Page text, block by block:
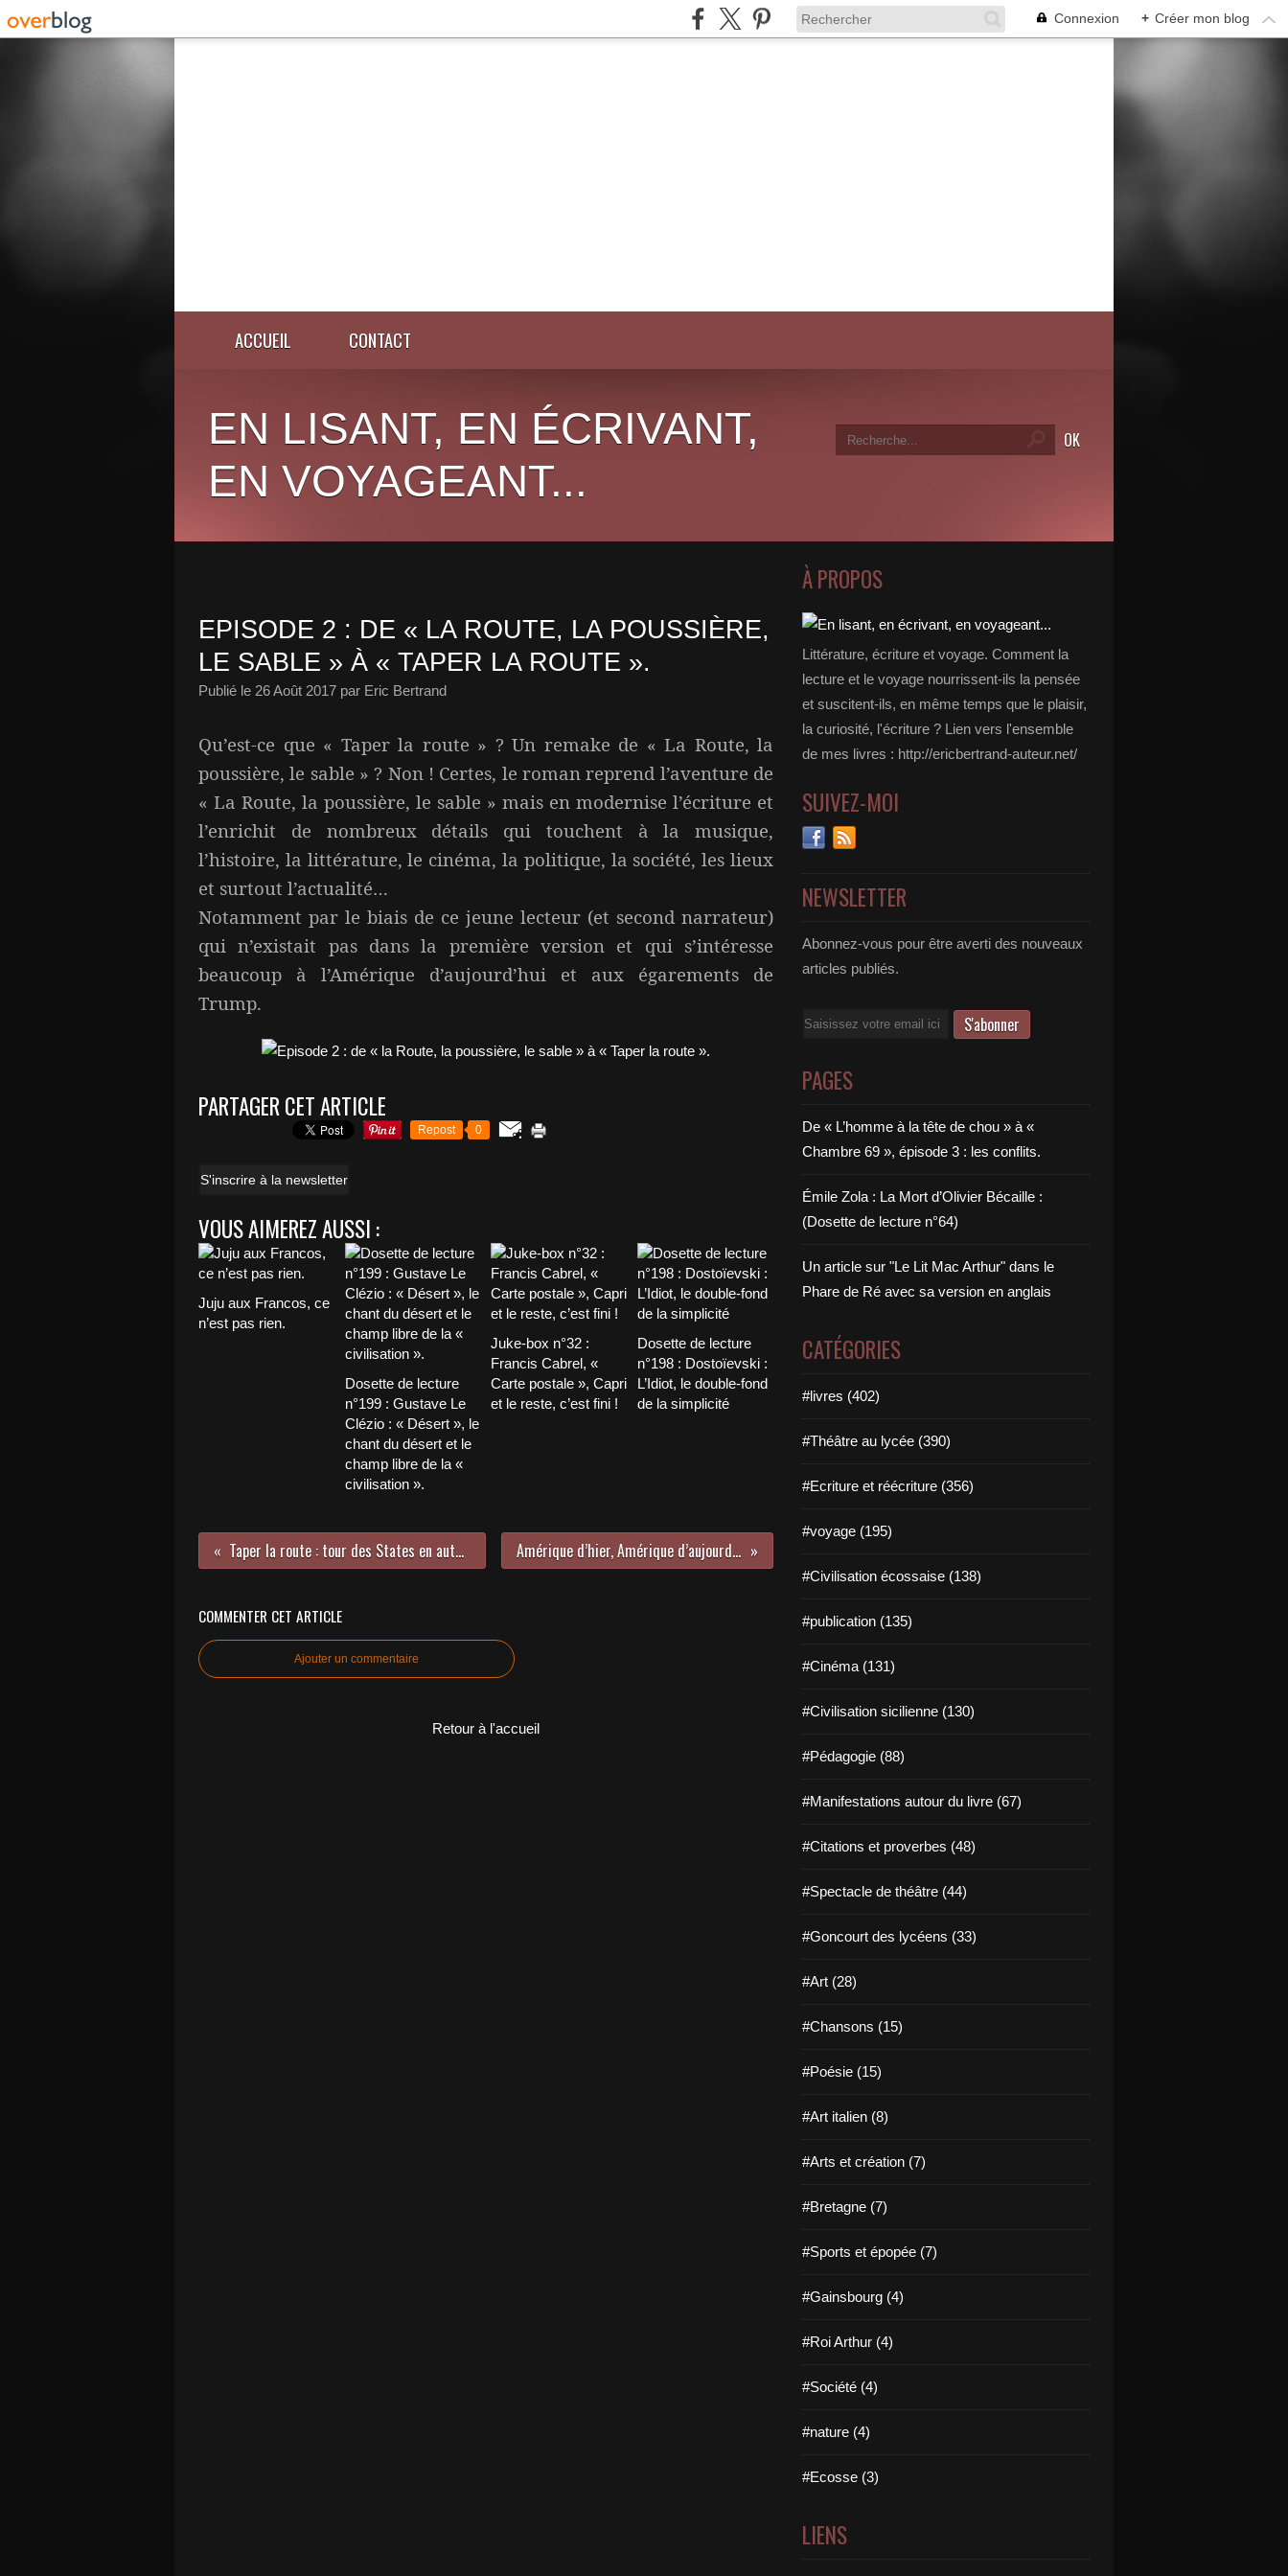
Connexion + Créer mon blog
ACCUEIL CONTACT
EN LISANT, EN ÉCRIVANT,
EN VOYAGEANT...
EPISODE 2 : DE « LA ROUTE, LA POUSSIÈRE,
LE SABLE » À « TAPER LA ROUTE ».
Publié le 26 Août 2017 par Eric Bertrand
Qu’est-ce que « Taper la route » ? Un remake de « La Route, la
poussière, le sable » ? Non ! Certes, le roman reprend l’aventure de
« La Route, la poussière, le sable » mais en modernise l’écriture et
l’enrichit de nombreux détails qui touchent à la musique,
l’histoire, la littérature, le cinéma, la politique, la société, les lieux
et surtout l’actualité…
Notamment par le biais de ce jeune lecteur (et second narrateur)
qui n’existait pas dans la première version et qui s’intéresse
beaucoup à l’Amérique d’aujourd’hui et aux égarements de
Trump.
PARTAGER CET ARTICLE
Repost 0
S'inscrire à la newsletter
VOUS AIMEREZ AUSSI :
Juju aux Francos, ce
n’est pas rien.
Dosette de lecture
n°199 : Gustave Le
Clézio : « Désert », le
chant du désert et le
champ libre de la «
civilisation ».
Juke-box n°32 :
Francis Cabrel, «
Carte postale », Capri
et le reste, c’est fini !
Dosette de lecture
n°198 : Dostoïevski :
L’Idiot, le double-fond
de la simplicité
Taper la route : tour des States en autostop. Amérique d’hier, Amérique d’aujourd’hui…
COMMENTER CET ARTICLE
Ajouter un commentaire
Retour à l'accueil
À PROPOS
Littérature, écriture et voyage. Comment la
lecture et le voyage nourrissent-ils la pensée
et suscitent-ils, en même temps que le plaisir,
la curiosité, l'écriture ? Lien vers l'ensemble
de mes livres : http://ericbertrand-auteur.net/
SUIVEZ-MOI
NEWSLETTER
Abonnez-vous pour être averti des nouveaux
articles publiés.
Email
PAGES
De « L’homme à la tête de chou » à «
Chambre 69 », épisode 3 : les conflits.
Émile Zola : La Mort d’Olivier Bécaille :
(Dosette de lecture n°64)
Un article sur "Le Lit Mac Arthur" dans le
Phare de Ré avec sa version en anglais
CATÉGORIES
#livres (402)
#Théâtre au lycée (390)
#Ecriture et réécriture (356)
#voyage (195)
#Civilisation écossaise (138)
#publication (135)
#Cinéma (131)
#Civilisation sicilienne (130)
#Pédagogie (88)
#Manifestations autour du livre (67)
#Citations et proverbes (48)
#Spectacle de théâtre (44)
#Goncourt des lycéens (33)
#Art (28)
#Chansons (15)
#Poésie (15)
#Art italien (8)
#Arts et création (7)
#Bretagne (7)
#Sports et épopée (7)
#Gainsbourg (4)
#Roi Arthur (4)
#Société (4)
#nature (4)
#Ecosse (3)
LIENS